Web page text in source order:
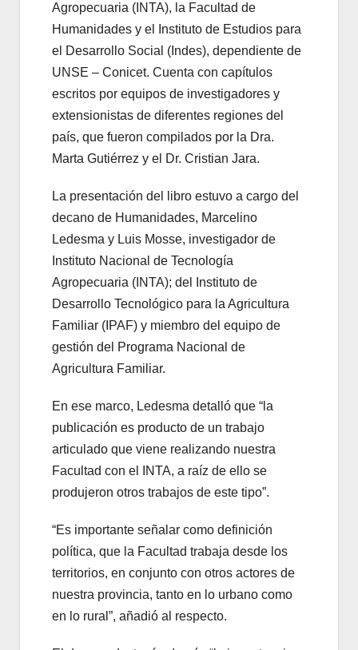
Agropecuaria (INTA), la Facultad de
Humanidades y el Instituto de Estudios para
el Desarrollo Social (Indes), dependiente de
UNSE – Conicet. Cuenta con capítulos
escritos por equipos de investigadores y
extensionistas de diferentes regiones del
país, que fueron compilados por la Dra.
Marta Gutiérrez y el Dr. Cristian Jara.
La presentación del libro estuvo a cargo del
decano de Humanidades, Marcelino
Ledesma y Luis Mosse, investigador de
Instituto Nacional de Tecnología
Agropecuaria (INTA); del Instituto de
Desarrollo Tecnológico para la Agricultura
Familiar (IPAF) y miembro del equipo de
gestión del Programa Nacional de
Agricultura Familiar.
En ese marco, Ledesma detalló que “la
publicación es producto de un trabajo
articulado que viene realizando nuestra
Facultad con el INTA, a raíz de ello se
produjeron otros trabajos de este tipo”.
“Es importante señalar como definición
política, que la Facultad trabaja desde los
territorios, en conjunto con otros actores de
nuestra provincia, tanto en lo urbano como
en lo rural”, añadió al respecto.